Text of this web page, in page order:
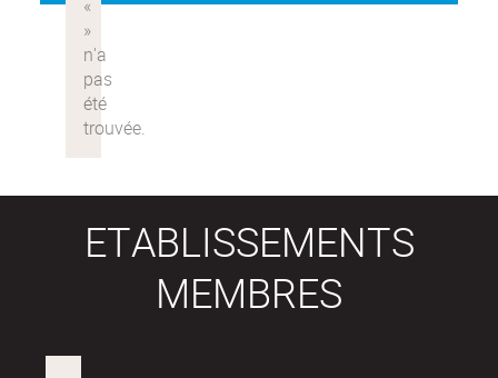
ETABLISSEMENTS
MEMBRES